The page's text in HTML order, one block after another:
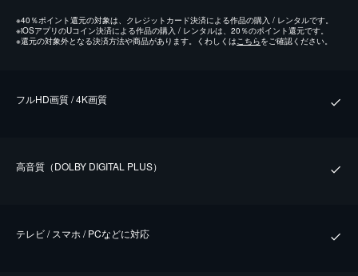
※40％ポイント還元の対象は、クレジットカード決済による作品の購入 / レンタルです。
※iOSアプリのUコイン決済による作品の購入 / レンタルは、20％のポイント還元です。
※還元の対象外となる決済方法や商品があります。くわしくは こちらをご確認ください。
フルHD画質 / 4K画質
⾼⾳質（DOLBY DIGITAL PLUS）
テレビ / スマホ / PCなどに対応